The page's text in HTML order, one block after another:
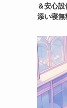
＆安心
添い寝無